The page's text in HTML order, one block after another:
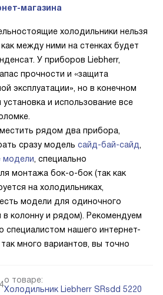
магазина
холодильники нельзя
между ними на стенках будет
У приборов Liebherr,
прочности и «защита
эксплуатации», но в конечном
установка и использование все
рядом два прибора,
сразу модель сайд-бай-сайд
модели , специально
монтажа бок-о-бок (так как
на холодильниках,
модели для одиночного
в колонну и рядом). Рекомендуем
специалистом нашего интернет-
много вариантов, вы точно
о товаре:
Холодильник Liebherr SRsdd 5220